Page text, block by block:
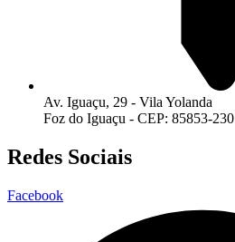
Av. Iguaçu, 29 - Vila Yolanda
Foz do Iguaçu - CEP: 85853-230
Redes Sociais
Facebook